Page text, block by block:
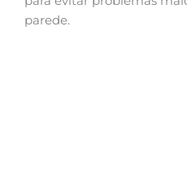
parede.